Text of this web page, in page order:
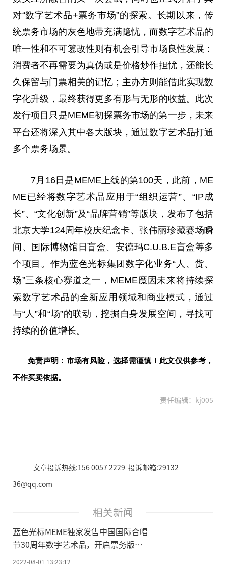
对“数字艺术品+票务市场”的探索。长期以来，传
统票务市场的灰色地带充满隐忧，而数字艺术品的
唯一性和不可篡改性则有机会引导市场良性发展：
消费者不再需要为真伪或是价格炒作担忧，还能长
久保留与门票相关的记忆；主办方则能借此实现数
字化升级，最终获得更多有形与无形的收益。此次
发行项目只是MEME初探票务市场的第一步，未来
平台还将深入其中各大版块，通过数字艺术品打通
多个票务场景。
7月16日是MEME上线的第100天，此前，ME
ME已经将数字艺术品应用于“组织运营”、“IP成
长”、“文化创新”及“品牌营销”等版块，发布了包括
北京大学124周年校庆纪念卡、张伟丽珍藏赛场瞬
间、国际博物馆日盲盒、安德玛C.U.B.E盲盒等多
个项目。作为蓝色光标集团数字化业务“人、货、
场”三条核心赛道之一，MEME魔因未来将持续探
索数字艺术品的全新应用领域和商业模式，通过
与“人”和“场”的联动，挖掘自身发展空间，寻找可
持续的价值增长。
免责声明：市场有风险，选择需谨慎！此文仅供参考，
不作买卖依据。
责任编辑：kj005
文章投诉热线:156 0057 2229 投诉邮箱:29132
36@qq.com
相关新闻
蓝色光标MEME独家发售中国国际合唱
节30周年数字艺术品，开启票务版块
应用
2022-08-01 13:23:12